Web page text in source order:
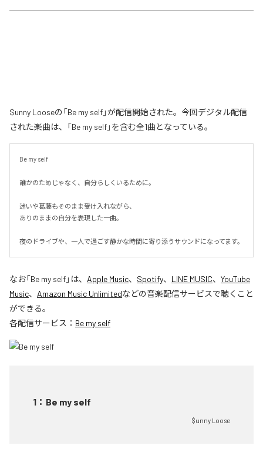
$unny Looseの「Be my self」が配信開始された。今回デジタル配信
された楽曲は、「Be my self」を含む全1曲となっている。
Be my self
誰かのためじゃなく、自分らしくいるために。
迷いや葛藤もそのまま受け入れながら、
ありのままの自分を表現した一曲。
夜のドライブや、一人で過ごす静かな時間に寄り添うサウンドになってます。
なお「Be my self」は、 Apple Music、 Spotify、 LINE MUSIC、 YouTube
Music、 Amazon Music Unlimitedなどの音楽配信サービスで聴くこと
ができる。
各配信サービス： Be my self
1 ： Be my self
$unny Loose